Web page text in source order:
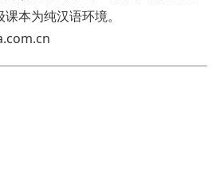
本为纯汉语环境。